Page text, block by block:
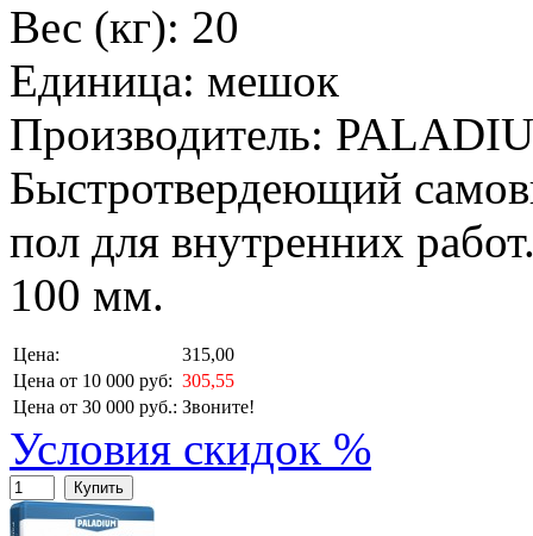
Вес (кг): 20
Единица: мешок
Производитель:
Быстротвердеющий
пол для внутренних
100 мм.
Цена:
315,00
Цена от 10 000 руб: 305,55
Цена от 30 000 руб.: Звоните!
Условия скидок %
Купить